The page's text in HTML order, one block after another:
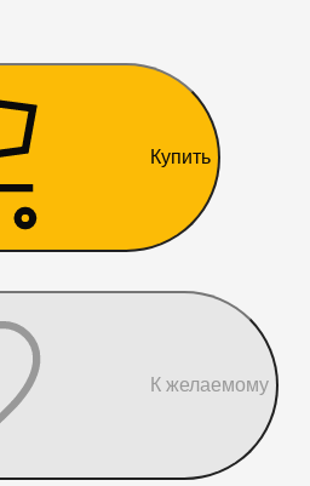
Купить
К желаемому